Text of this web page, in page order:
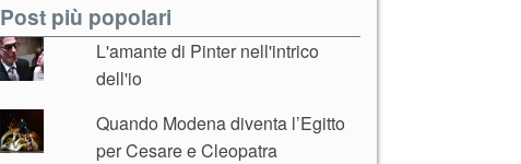
Post più popolari
L'amante di Pinter nell'intrico
dell'io
Quando Modena diventa l’Egitto
per Cesare e Cleopatra